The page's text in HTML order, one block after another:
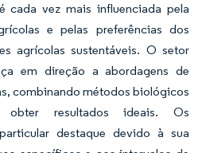
cada vez mais influenciada pela
e pelas preferências dos
agrícolas sustentáveis. O setor
em direção a abordagens de
combinando métodos biológicos
obter resultados ideais. Os
destaque devido à sua